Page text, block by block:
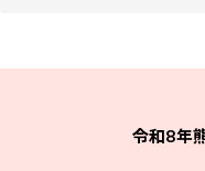
令和8年